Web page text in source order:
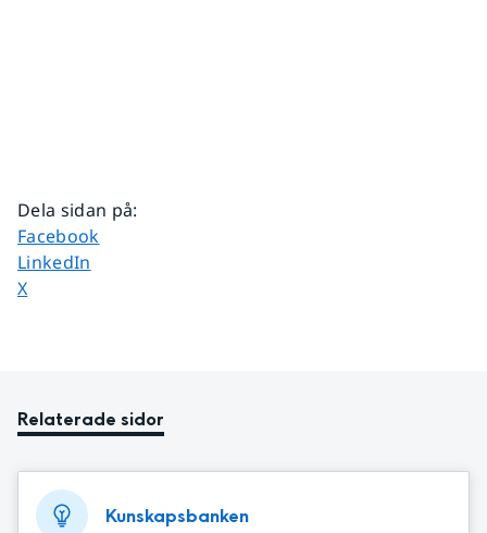
Dela sidan på:
Dela sidan på
Facebook
Dela sidan på
LinkedIn
Dela sidan på
X
Relaterade sidor
Kunskapsbanken